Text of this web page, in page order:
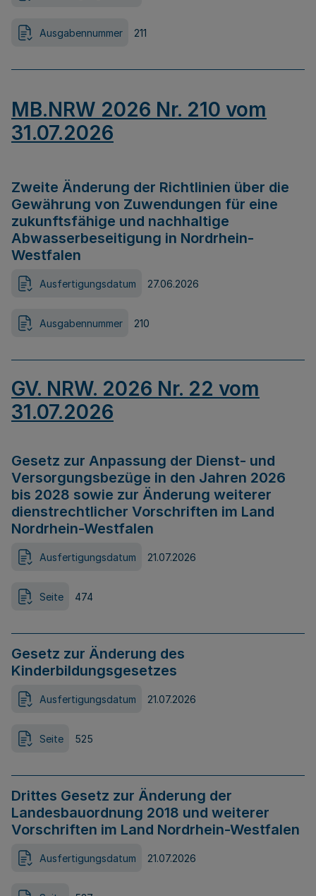
Ausgabennummer 211
MB.NRW 2026 Nr. 210 vom
31.07.2026
Zweite Änderung der Richtlinien über die
Gewährung von Zuwendungen für eine
zukunftsfähige und nachhaltige
Abwasserbeseitigung in Nordrhein-
Westfalen
Ausfertigungsdatum 27.06.2026
Ausgabennummer 210
GV. NRW. 2026 Nr. 22 vom
31.07.2026
Gesetz zur Anpassung der Dienst- und
Versorgungsbezüge in den Jahren 2026
bis 2028 sowie zur Änderung weiterer
dienstrechtlicher Vorschriften im Land
Nordrhein-Westfalen
Ausfertigungsdatum 21.07.2026
Seite 474
Gesetz zur Änderung des
Kinderbildungsgesetzes
Ausfertigungsdatum 21.07.2026
Seite 525
Drittes Gesetz zur Änderung der
Landesbauordnung 2018 und weiterer
Vorschriften im Land Nordrhein-Westfalen
Ausfertigungsdatum 21.07.2026